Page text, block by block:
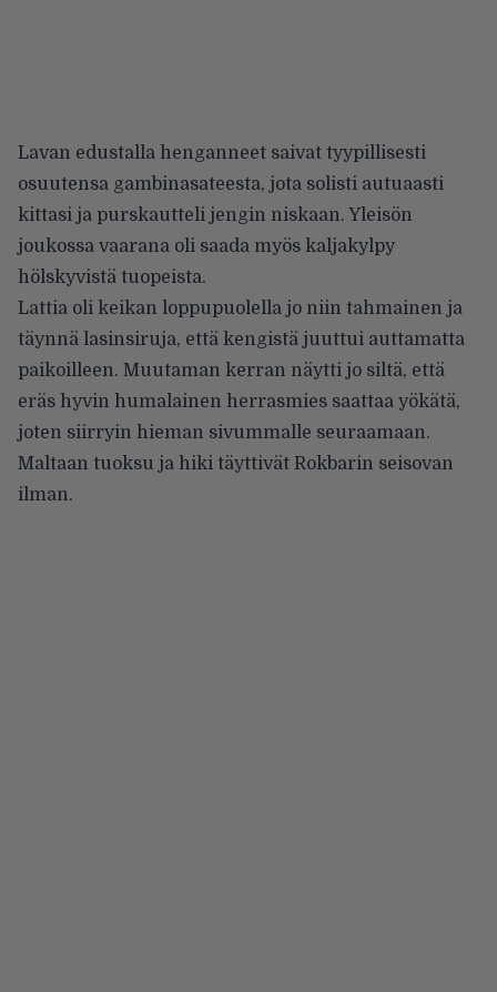
Lavan edustalla henganneet saivat tyypillisesti
osuutensa gambinasateesta, jota solisti autuaasti
kittasi ja purskautteli jengin niskaan. Yleisön
joukossa vaarana oli saada myös kaljakylpy
hölskyvistä tuopeista.
Lattia oli keikan loppupuolella jo niin tahmainen ja
täynnä lasinsiruja, että kengistä juuttui auttamatta
paikoilleen. Muutaman kerran näytti jo siltä, että
eräs hyvin humalainen herrasmies saattaa yökätä,
joten siirryin hieman sivummalle seuraamaan.
Maltaan tuoksu ja hiki täyttivät Rokbarin seisovan
ilman.